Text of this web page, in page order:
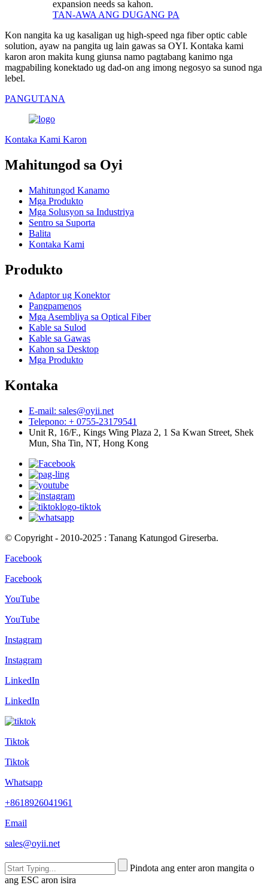
expansion needs sa kahon.
TAN-AWA ANG DUGANG PA
Kon nangita ka ug kasaligan ug high-speed nga fiber optic cable
solution, ayaw na pangita ug lain gawas sa OYI. Kontaka kami
karon aron makita kung giunsa namo pagtabang kanimo nga
magpabiling konektado ug dad-on ang imong negosyo sa sunod nga
lebel.
PANGUTANA
Kontaka Kami Karon
Mahitungod sa Oyi
Mahitungod Kanamo
Mga Produkto
Mga Solusyon sa Industriya
Sentro sa Suporta
Balita
Kontaka Kami
Produkto
Adaptor ug Konektor
Pangpamenos
Mga Asembliya sa Optical Fiber
Kable sa Sulod
Kable sa Gawas
Kahon sa Desktop
Mga Produkto
Kontaka
E-mail: sales@oyii.net
Telepono: + 0755-23179541
Unit R, 16/F., Kings Wing Plaza 2, 1 Sa Kwan Street, Shek
Mun, Sha Tin, NT, Hong Kong
© Copyright - 2010-2025 : Tanang Katungod Gireserba.
Facebook
Facebook
YouTube
YouTube
Instagram
Instagram
LinkedIn
LinkedIn
Tiktok
Tiktok
Whatsapp
+8618926041961
Email
sales@oyii.net
Pindota ang enter aron mangita o
ang ESC aron isira